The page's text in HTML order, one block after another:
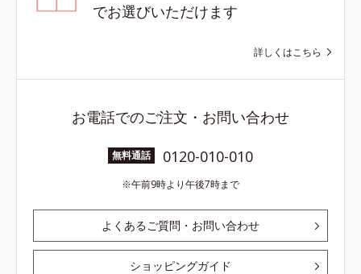
でお選びいただけます
詳しくはこちら
お電話でのご注文・お問い合わせ
無料通話 0120-010-010
午前9時より午後7時まで
よくあるご質問・お問い合わせ
ショッピングガイド